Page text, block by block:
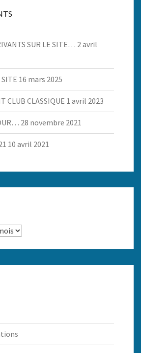
SUR LE SITE… 2 avril
SITE 16 mars 2025
CLUB CLASSIQUE 1 avril 2023
28 novembre 2021
10 avril 2021